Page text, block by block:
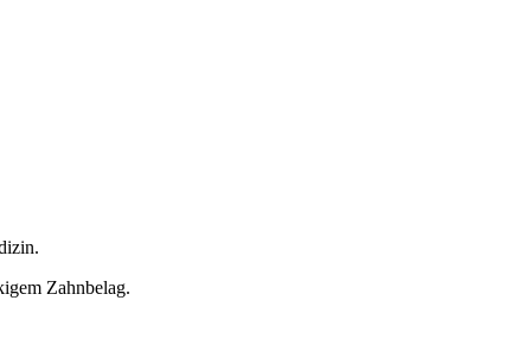
Zahnbelag.